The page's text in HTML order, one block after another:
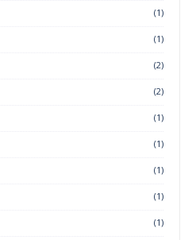
(1)
(1)
(2)
(2)
(1)
(1)
(1)
(1)
(1)